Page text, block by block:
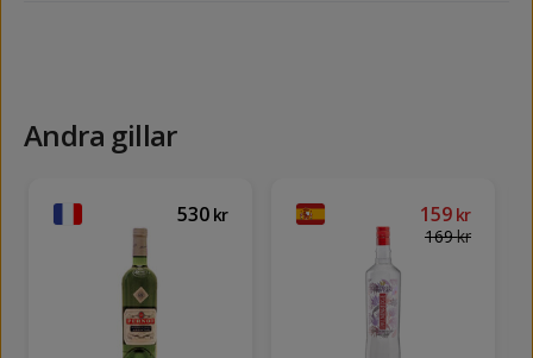
Andra gillar
530 kr 159 kr
169kr